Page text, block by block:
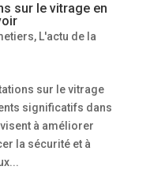
sur le vitrage en
, L'actu de la
sur le vitrage
significatifs dans
à améliorer
la sécurité et à